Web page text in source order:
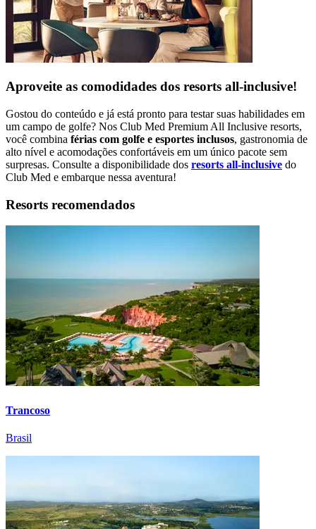
Aproveite as comodidades dos resorts all-inclusive!
Gostou do conteúdo e já está pronto para testar suas habilidades em
um campo de golfe? Nos Club Med Premium All Inclusive resorts,
você combina férias com golfe e esportes inclusos, gastronomia de
alto nível e acomodações confortáveis em um único pacote sem
surpresas. Consulte a disponibilidade dos resorts all-inclusive do
Club Med e embarque nessa aventura!
Resorts recomendados
Trancoso
Brasil